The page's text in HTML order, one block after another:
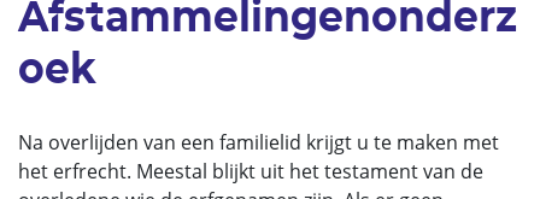
Afstammelingenonderz
oek
Na overlijden van een familielid krijgt u te maken met
het erfrecht. Meestal blijkt uit het testament van de